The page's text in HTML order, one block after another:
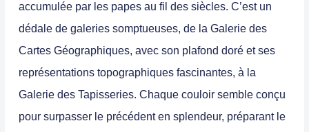
accumulée par les papes au fil des siècles. C’est un
dédale de galeries somptueuses, de la Galerie des
Cartes Géographiques, avec son plafond doré et ses
représentations topographiques fascinantes, à la
Galerie des Tapisseries. Chaque couloir semble conçu
pour surpasser le précédent en splendeur, préparant le